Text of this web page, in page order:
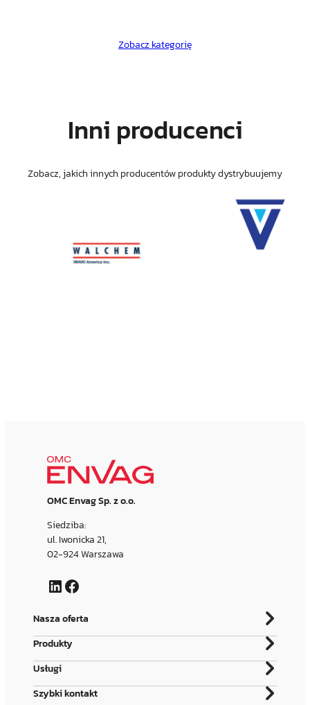
chlorków. Iniekcja próbki następuje bezpośrednio
Zobacz kategorię
Inni producenci
Zobacz, jakich innych producentów produkty dystrybuujemy
OMC Envag Sp. z o.o.
Siedziba:
ul. Iwonicka 21,
02-924 Warszawa
LinkedIn
Facebook
Nasza oferta
Produkty
Usługi
Szybki kontakt